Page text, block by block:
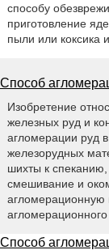
способу
приготовление
пыли или коксика
Способ
Изобретение
железных руд и
агломерации руд
железорудных
шихты к
смешивание и
агломерационную
агломерационного
Способ